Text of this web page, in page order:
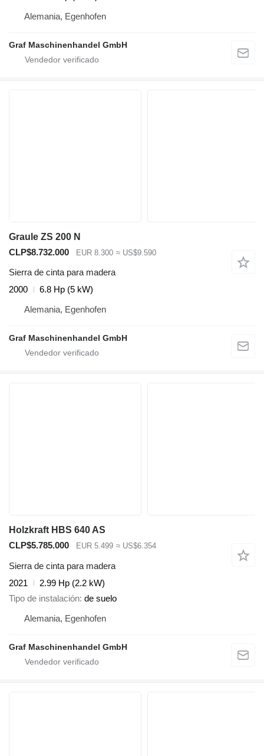
Alemania, Egenhofen
Graf Maschinenhandel GmbH
Graule ZS 200 N
CLP$8.732.000
EUR 8.300 ≈ US$9.590
Sierra de cinta para madera
2000
6.8 Hp (5 kW)
Alemania, Egenhofen
Graf Maschinenhandel GmbH
Holzkraft HBS 640 AS
CLP$5.785.000
EUR 5.499 ≈ US$6.354
Sierra de cinta para madera
2021
2.99 Hp (2.2 kW)
Tipo de instalación de suelo
Alemania, Egenhofen
Graf Maschinenhandel GmbH